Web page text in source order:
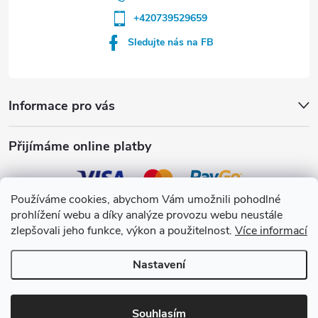
Používáme cookies, abychom Vám umožnili pohodlné
prohlížení webu a díky analýze provozu webu neustále
zlepšovali jeho funkce, výkon a použitelnost. Více informací
Nastavení
Souhlasím
Informace pro vás
Přijímáme online platby
+420739529659
Sledujte nás na FB
Crystalpool s.r.o.
Copyright 2026Crystalpool e-shop. Všechna práva vyhrazena.Upravit
nastavení cookies